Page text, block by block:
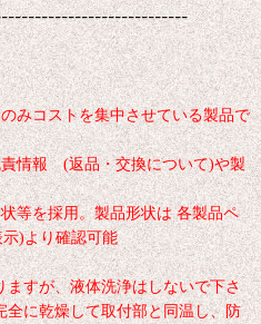
みコストを集中させている製品で
情報 (返品・交換について)や製
等を採用。製品形状は 各製品ペ
示)より確認可能
すが、液体洗浄はしないで下さ
に乾燥して取付部と同温し、防